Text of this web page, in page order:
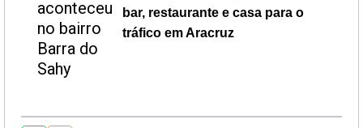
bar, restaurante e casa para o
tráfico em Aracruz